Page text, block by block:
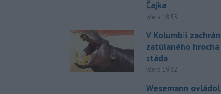
Čajka
včera 18:55
V Kolumbii
zatúlaného hrocha
stáda
včera 19:32
Wesemann